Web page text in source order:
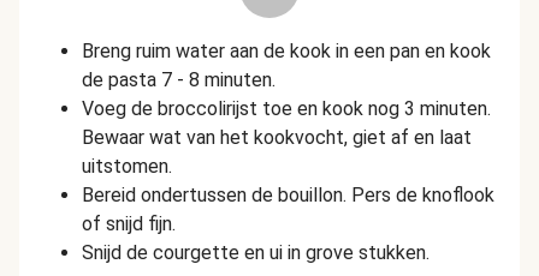
Breng ruim water aan de kook in een pan en kook
de pasta 7 - 8 minuten.
Voeg de broccolirijst toe en kook nog 3 minuten.
Bewaar wat van het kookvocht, giet af en laat
uitstomen.
Bereid ondertussen de bouillon. Pers de knoflook
of snijd fijn.
Snijd de courgette en ui in grove stukken.